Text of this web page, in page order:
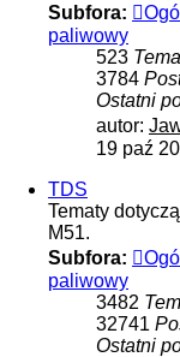
Subfora:
paliwowy
523
3784
Ostatni
autor:
19 paź
TDS
Tematy
M51.
Subfora:
paliwowy
3482
32741
Ostatni